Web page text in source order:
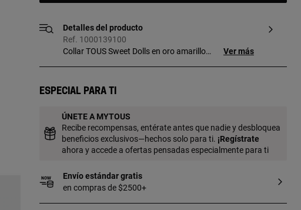
Detalles del producto
Ref. 1000139100
Collar TOUS Sweet Dolls en oro amarillo
Ver más
Especial para ti
ÚNETE A MYTOUS
Recibe recompensas, entérate antes que nadie y desbloquea
beneficios exclusivos—hechos solo para ti. ¡Regístrate
ahora y accede a ofertas pensadas especialmente para ti
Envío estándar gratis
en compras de $2500+